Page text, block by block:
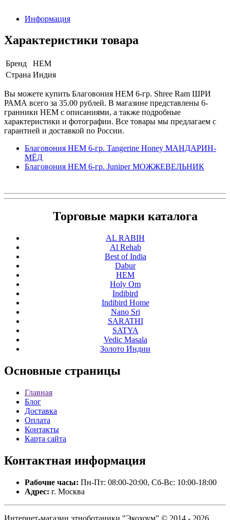
Информация
Характеристики товара
Бренд
HEM
Страна Индия
Вы можете купить Благовония HEM 6-гр. Shree Ram ШРИ
РАМА всего за 35.00 рублей. В магазине представлены 6-
гранники HEM с описаниями, а также подробные
характеристики и фотографии. Все товары мы предлагаем с
гарантией и доставкой по России.
Благовония HEM 6-гр. Tangerine Honey МАНДАРИН-
МЁД
Благовония HEM 6-гр. Juniper МОЖЖЕВЕЛЬНИК
Торговые марки каталога
AL RABIH
Al Rehab
Best of India
Dabur
HEM
Holy Om
Indibird
Indibird Home
Nano Sri
SARATHI
SATYA
Vedic Masala
Золото Индии
Основные страницы
Главная
Блог
Доставка
Оплата
Контакты
Карта сайта
Контактная информация
Рабочие часы: Пн-Пт: 08:00-20:00, Сб-Вс: 10:00-18:00
Адрес: г. Москва
Интернет-магазин этноботаники "Экохоум" © 2014 - 2026